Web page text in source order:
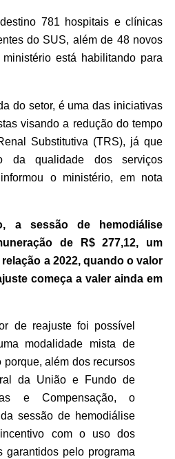
781 hospitais e clínicas
do SUS, além de 48 novos
está habilitando para
do setor, é uma das iniciativas
visando a redução do tempo
Substitutiva (TRS), já que
da qualidade dos serviços
o ministério, em nota
a sessão de hemodiálise
de R$ 277,12, um
a 2022, quando o valor
começa a valer ainda em
de reajuste foi possível
modalidade mista de
porque, além dos recursos
da União e Fundo de
e Compensação, o
sessão de hemodiálise
com o uso dos
garantidos pelo programa